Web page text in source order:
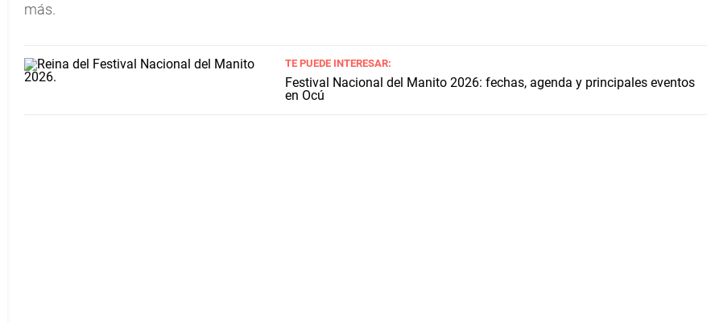
más.
TE PUEDE INTERESAR:
Festival Nacional del Manito 2026: fechas, agenda y principales eventos
en Ocú